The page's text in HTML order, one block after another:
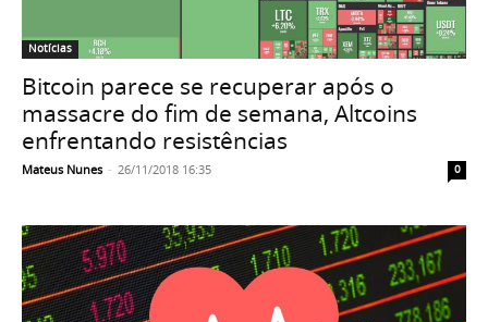
Notícias
Bitcoin parece se recuperar após o
massacre do fim de semana, Altcoins
enfrentando resistências
Mateus Nunes - 26/11/2018 16:35 0